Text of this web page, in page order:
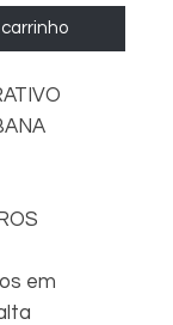
em